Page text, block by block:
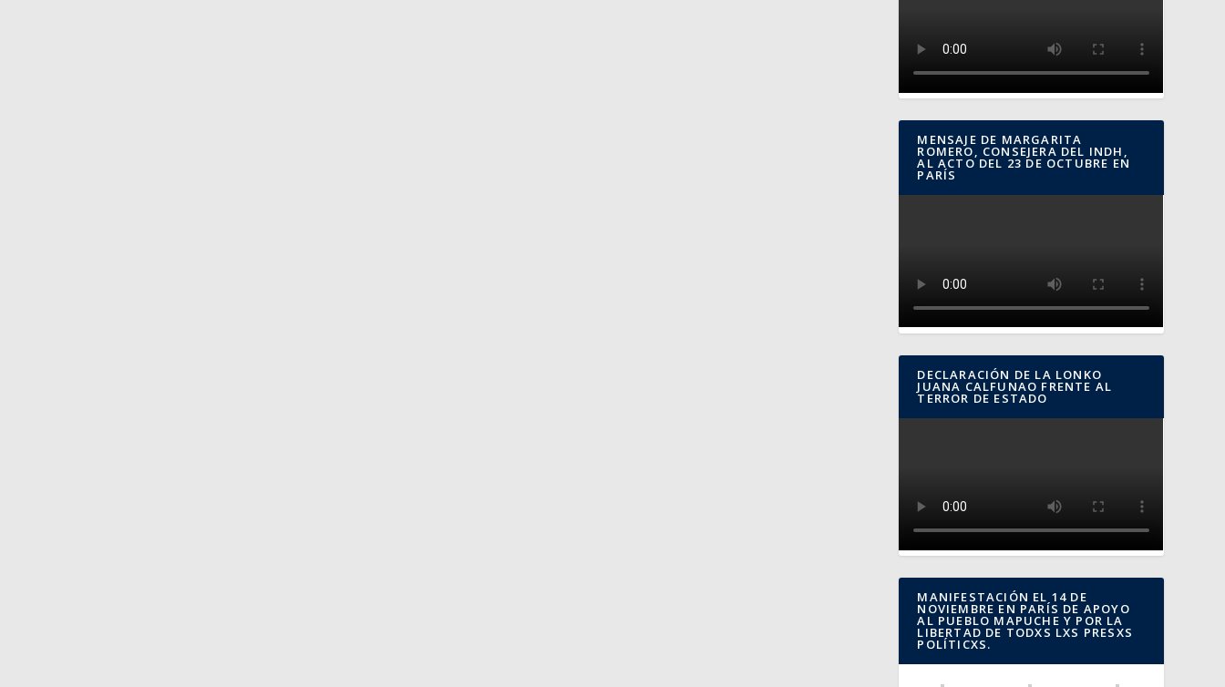
MENSAJE DE MARGARITA
ROMERO, CONSEJERA DEL INDH,
AL ACTO DEL 23 DE OCTUBRE EN
PARÍS
DECLARACIÓN DE LA LONKO
JUANA CALFUNAO FRENTE AL
TERROR DE ESTADO
MANIFESTACIÓN EL 14 DE
NOVIEMBRE EN PARÍS DE APOYO
AL PUEBLO MAPUCHE Y POR LA
LIBERTAD DE TODXS LXS PRESXS
POLÍTICXS.